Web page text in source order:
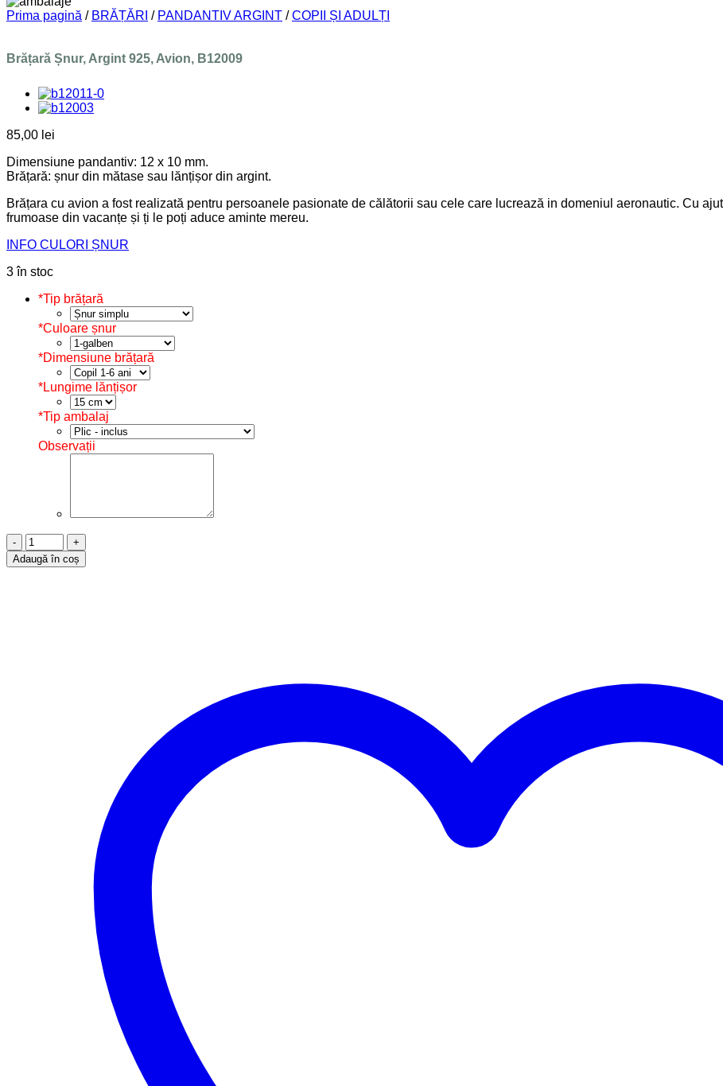
Prima pagină / BRĂȚĂRI / PANDANTIV ARGINT / COPII ȘI ADULȚI
Brățară Șnur, Argint 925, Avion, B12009
85,00 lei
Dimensiune pandantiv: 12 x 10 mm.
Brățară: șnur din mătase sau lănțișor din argint.
Brățara cu avion a fost realizată pentru persoanele pasionate de călătorii sau cele care lucrează in domeniul aeronautic. Cu
frumoase din vacanțe și ți le poți aduce aminte mereu.
INFO CULORI ȘNUR
3 în stoc
*Tip brățară
*Culoare șnur
*Dimensiune brățară
*Lungime lănțișor
*Tip ambalaj
Observații
Cantitate
Brățară
Șnur,
Adaugă în coș